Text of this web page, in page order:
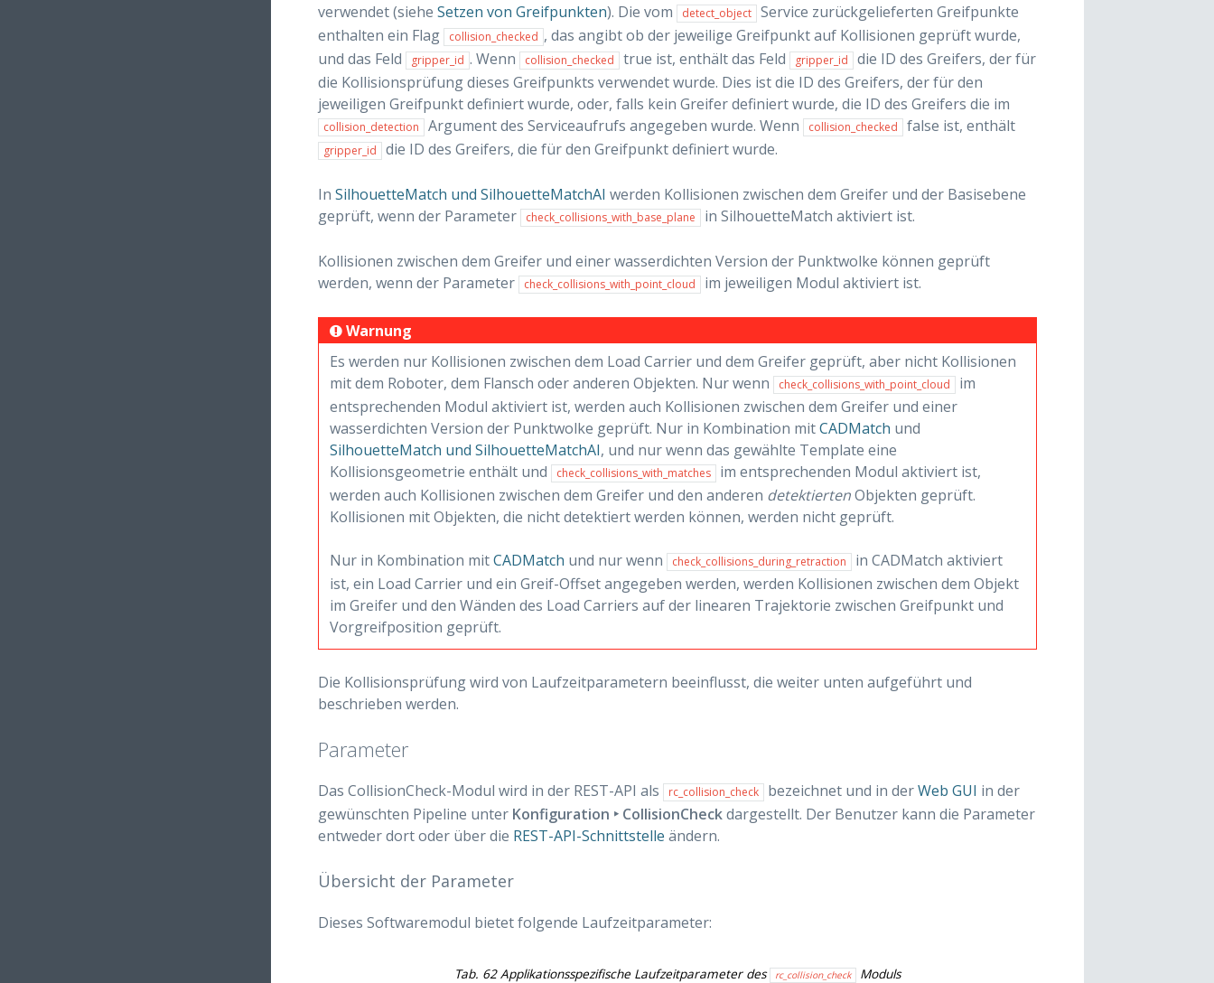
verwendet (siehe Setzen von Greifpunkten). Die vom detect_object
Service zurückgelieferten Greifpunkte
enthalten ein Flag
collision_checked , das angibt ob der jeweilige Greifpunkt auf Kollisionen geprüft wurde,
und das Feld
gripper_id . Wenn collision_checked true ist, enthält das Feld gripper_id
die ID des Greifers, der für
die Kollisionsprüfung dieses Greifpunkts verwendet wurde. Dies ist die ID des Greifers, der für den
jeweiligen Greifpunkt definiert wurde, oder, falls kein Greifer definiert wurde, die ID des Greifers die im
collision_detection Argument des Serviceaufrufs angegeben wurde. Wenn collision_checked false ist, enthält
gripper_id die ID des Greifers, die für den Greifpunkt definiert wurde.
In SilhouetteMatch und SilhouetteMatchAI werden Kollisionen zwischen dem Greifer und der Basisebene
geprüft, wenn der Parameter
check_collisions_with_base_plane in SilhouetteMatch aktiviert ist.
Kollisionen zwischen dem Greifer und einer wasserdichten Version der Punktwolke können geprüft
werden, wenn der Parameter
check_collisions_with_point_cloud im jeweiligen Modul aktiviert ist.
Warnung
Es werden nur Kollisionen zwischen dem Load Carrier und dem Greifer geprüft, aber nicht Kollisionen
mit dem Roboter, dem Flansch oder anderen Objekten. Nur wenn
check_collisions_with_point_cloud
im
entsprechenden Modul aktiviert ist, werden auch Kollisionen zwischen dem Greifer und einer
wasserdichten Version der Punktwolke geprüft. Nur in Kombination mitCADMatch und
SilhouetteMatch und SilhouetteMatchAI, und nur wenn das gewählte Template eine
Kollisionsgeometrie enthält und
check_collisions_with_matches
im entsprechenden Modul aktiviert ist,
werden auch Kollisionen zwischen dem Greifer und den anderen detektiertenObjekten geprüft.
Kollisionen mit Objekten, die nicht detektiert werden können, werden nicht geprüft.
Nur in Kombination mitCADMatch und nur wenn check_collisions_during_retraction
in CADMatch aktiviert
ist, ein Load Carrier und ein Greif-Offset angegeben werden, werden Kollisionen zwischen dem Objekt
im Greifer und den Wänden des Load Carriers auf der linearen Trajektorie zwischen Greifpunkt und
Vorgreifposition geprüft.
Die Kollisionsprüfung wird von Laufzeitparametern beeinflusst, die weiter unten aufgeführt und
beschrieben werden.
Parameter
Das CollisionCheck-Modul wird in der REST-API als rc_collision_check bezeichnet und in derWeb GUI in der
gewünschten Pipeline unter Konfiguration ‣ CollisionCheckdargestellt. Der Benutzer kann die Parameter
entweder dort oder über die REST-API-Schnittstelle ändern.
Übersicht der Parameter
Dieses Softwaremodul bietet folgende Laufzeitparameter:
Tab. 62Applikationsspezifische Laufzeitparameter des rc_collision_check Moduls